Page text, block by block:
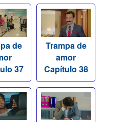
de
37
Trampa de
amor
Capítulo 38